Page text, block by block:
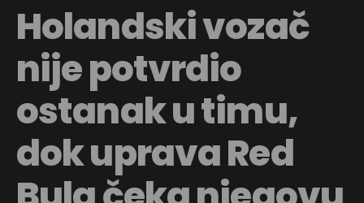
Holandski vozač
nije potvrdio
ostanak u timu,
dok uprava Red